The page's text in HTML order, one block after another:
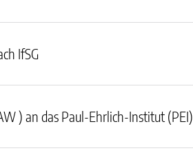
IfSG
) an das Paul-Ehrlich-Institut (PEI)